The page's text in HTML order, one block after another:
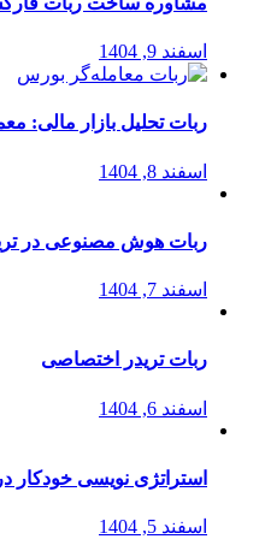
اسفند 9, 1404
ربات تحلیل بازار مالی:
اسفند 8, 1404
ربات هوش مصنوعی در
اسفند 7, 1404
ربات تریدر اختصاصی
اسفند 6, 1404
استراتژی‌ نویسی خودکار
اسفند 5, 1404